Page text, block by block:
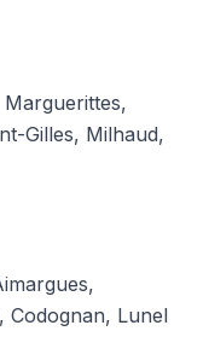
Gilles, Milhaud,
Codognan, Lunel